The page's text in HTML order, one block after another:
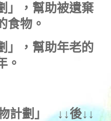
，幫助被遺棄
食物。
，幫助年老的
。
計劃 」 ↓↓後↓↓